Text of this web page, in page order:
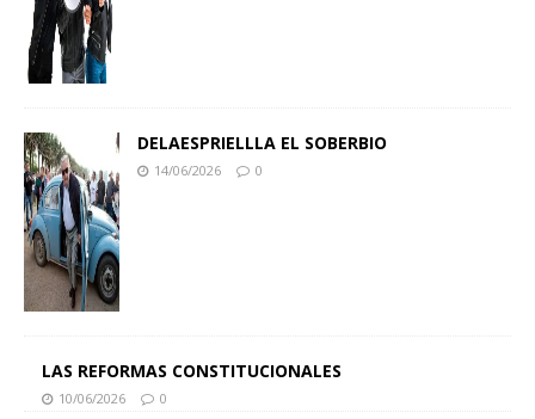
DELAESPRIELLLA EL SOBERBIO
14/06/2026 0
LAS REFORMAS CONSTITUCIONALES
10/06/2026 0